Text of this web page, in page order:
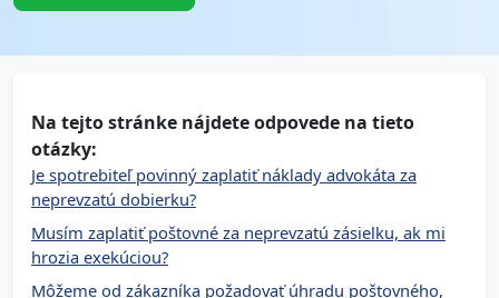
Na tejto stránke nájdete odpovede na tieto
otázky:
Je spotrebiteľ povinný zaplatiť náklady advokáta za
neprevzatú dobierku?
Musím zaplatiť poštovné za neprevzatú zásielku, ak mi
hrozia exekúciou?
Môžeme od zákazníka požadovať úhradu poštovného,